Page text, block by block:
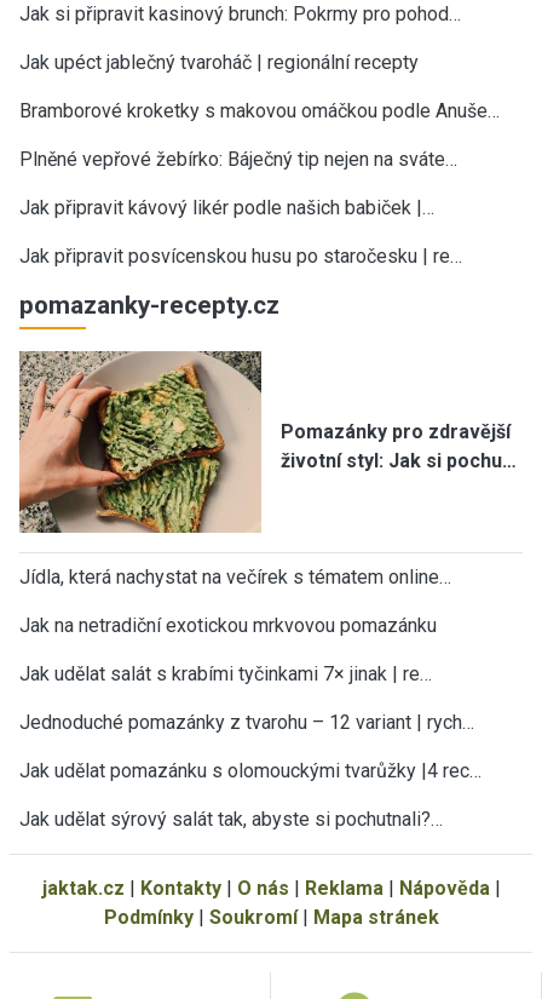
Jak si připravit kasinový brunch: Pokrmy pro pohod…
Jak upéct jablečný tvaroháč | regionální recepty
Bramborové kroketky s makovou omáčkou podle Anuše…
Plněné vepřové žebírko: Báječný tip nejen na sváte…
Jak připravit kávový likér podle našich babiček |…
Jak připravit posvícenskou husu po staročesku | re…
pomazanky-recepty.cz
Pomazánky pro zdravější
životní styl: Jak si pochu…
Jídla, která nachystat na večírek s tématem online…
Jak na netradiční exotickou mrkvovou pomazánku
Jak udělat salát s krabími tyčinkami 7× jinak | re…
Jednoduché pomazánky z tvarohu – 12 variant | rych…
Jak udělat pomazánku s olomouckými tvarůžky |4 rec…
Jak udělat sýrový salát tak, abyste si pochutnali?…
jaktak.cz | Kontakty| O nás | Reklama| Nápověda|
Podmínky| Soukromí| Mapa stránek